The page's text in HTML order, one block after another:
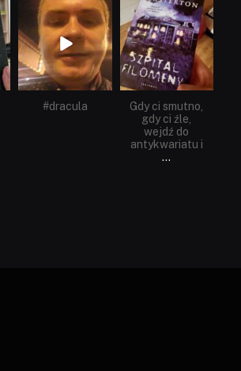
dobryhorror
Maj 25
#dracula
dobryhorror
Maj 22
Gdy ci smutno,
gdy ci źle,
wejdź do
antykwariatu i
...